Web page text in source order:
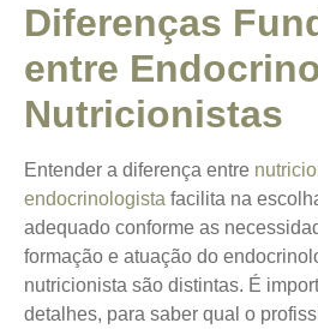
Diferenças
entre
Nutricionistas
Entender a diferença entre
endocrinologista facilita na
adequado conforme as
formação e atuação do
nutricionista são distintas. É
detalhes, para saber qual o